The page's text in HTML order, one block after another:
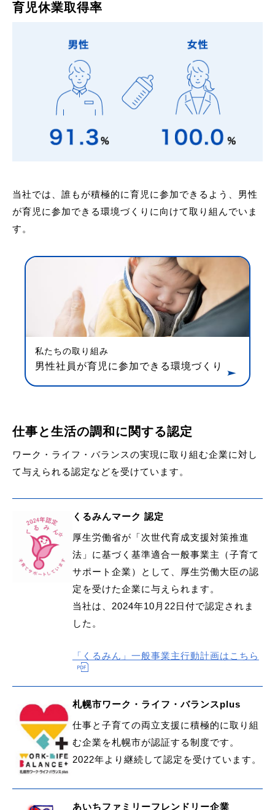
育児休業取得率
当社では、誰もが積極的に育児に参加できるよう、男性
が育児に参加できる環境づくりに向けて取り組んでいま
す。
私たちの取り組み
男性社員が育児に参加できる環境づくり
仕事と生活の調和に関する認定
ワーク・ライフ・バランスの実現に取り組む企業に対し
て与えられる認定などを受けています。
くるみんマーク 認定
厚生労働省が「次世代育成支援対策推進
法」に基づく基準適合一般事業主（子育て
サポート企業）として、厚生労働大臣の認
定を受けた企業に与えられます。
当社は、2024年10月22日付で認定されま
した。
「くるみん」一般事業主行動計画はこちら
札幌市ワーク・ライフ・バランスplus
仕事と子育ての両立支援に積極的に取り組
む企業を札幌市が認証する制度です。
2022年より継続して認定を受けています。
あいちファミリーフレンドリー企業